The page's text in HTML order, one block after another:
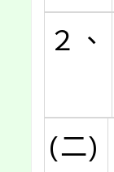
２、
(二)